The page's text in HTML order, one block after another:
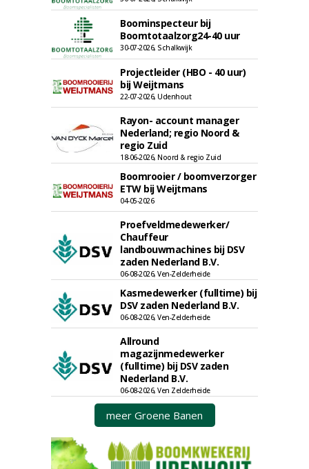
Boominspecteur bij
Boomtotaalzorg24-40 uur
30-07-2026, Schalkwijk
Projectleider (HBO - 40 uur)
bij Weijtmans
22-07-2026, Udenhout
Rayon- account manager
Nederland; regio Noord &
regio Zuid
18-06-2026, Noord & regio Zuid
Boomrooier / boomverzorger
ETW bij Weijtmans
04-05-2026
Proefveldmedewerker/
Chauffeur
landbouwmachines bij DSV
zaden Nederland B.V.
06-08-2026, Ven-Zelderheide
Kasmedewerker (fulltime) bij
DSV zaden Nederland B.V.
06-08-2026, Ven-Zelderheide
Allround
magazijnmedewerker
(fulltime) bij DSV zaden
Nederland B.V.
06-08-2026, Ven Zelderheide
meer Groene Banen